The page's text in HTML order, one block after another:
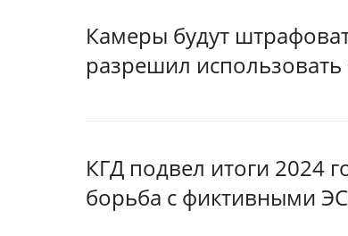
Камеры будут
разрешил
КГД подвел итоги 2024
борьба с фиктивными